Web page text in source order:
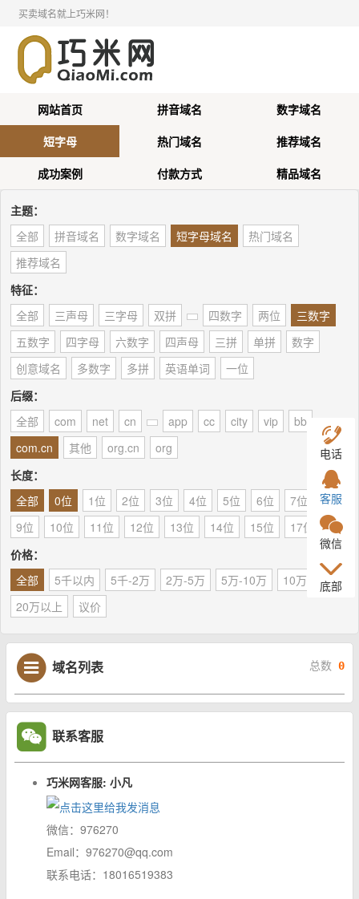
买卖域名就上巧米网！
网站首页 拼音域名
数字域名
短字母
热门域名
推荐域名
成功案例
付款方式 精品域名
主题：
全部
拼音域名 数字域名 短字母域名
热门域名
推荐域名
特征：
全部
三声母 三字母 双拼 四数字 两位
三数字
五数字
四字母 六数字 四声母 三拼 单拼
数字
创意域名
多数字 多拼 英语单词
一位
后缀：
全部
com net cn app cc city vip
bb
com.cn
其他 org.cn
org
长度：
全部
0位 1位 2位 3位 4位 5位 6位 7位
8位
9位
10位 11位 12位 13位 14位 15位
17位
价格：
全部
5千以内 5千-2万 2万-5万 5万-10万
10万-20万
20万以上
议价
域名列表 总数0
联系客服
巧米网客服: 小凡
微信：976270
Email：976270@qq.com
联系电话：18016519383
电话
客服
微信
底部